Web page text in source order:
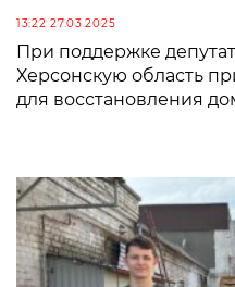
13:22 27.03.2025
При поддержке
Херсонскую область
для восстановления